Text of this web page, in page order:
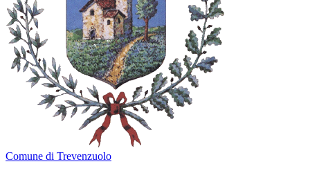
Comune di Trevenzuolo